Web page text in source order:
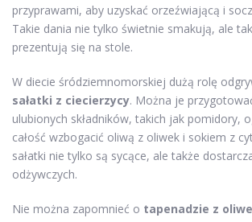
przyprawami, aby uzyskać orzeźwiającą i
Takie dania nie tylko świetnie smakują, ale
prezentują się na stole.
W diecie śródziemnomorskiej dużą rolę
sałatki z ciecierzycy. Można je
ulubionych składników, takich jak pomidory,
całość wzbogacić oliwą z oliwek i sokiem z
sałatki nie tylko są sycące, ale także
odżywczych.
Nie można zapomnieć o tapenadzie z